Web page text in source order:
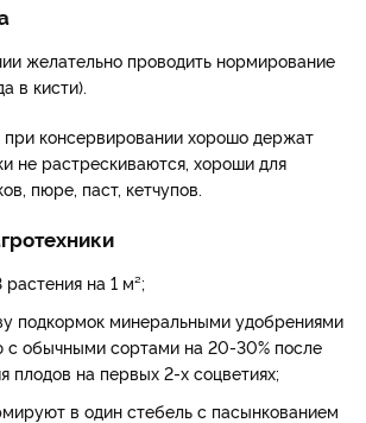
желательно проводить нормирование
в кисти).
консервировании хорошо держат
не растрескиваются, хороши для
пюре, паст, кетчупов.
на 1 м²;
подкормок минеральными удобрениями
с обычными сортами на 20-30% после
плодов на первых 2-х соцветиях;
в один стебель с пасынкованием